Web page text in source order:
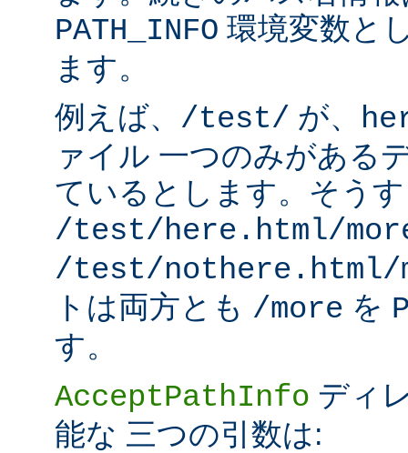
PATH_INFO 環境変数と
ます。
例えば、 /test/ が、
ァイル 一つのみがある
ているとします。そう
/test/here.html/
/test/nothere.html/
トは両方とも /more を
す。
AcceptPathInfo ディ
能な 三つの引数は: